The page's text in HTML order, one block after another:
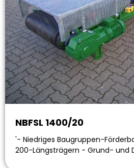
NBFSL 1400/20
'- Niedriges Baugruppen-
200-Längsträgern - Grund- und